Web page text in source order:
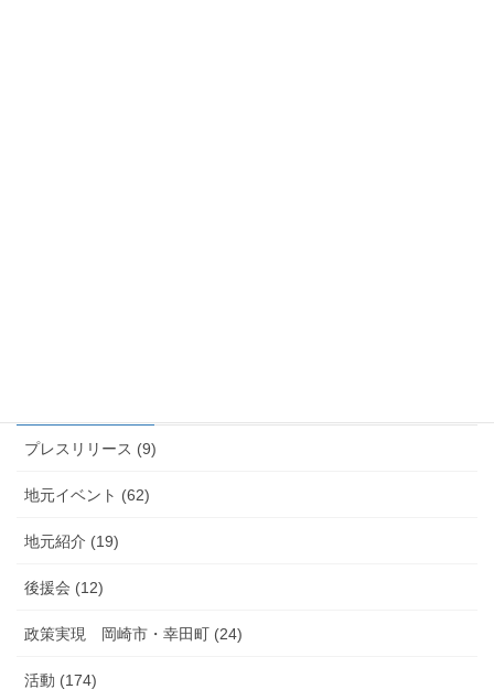
プレスリリース (9)
地元イベント (62)
地元紹介 (19)
後援会 (12)
政策実現 岡崎市・幸田町 (24)
活動 (174)